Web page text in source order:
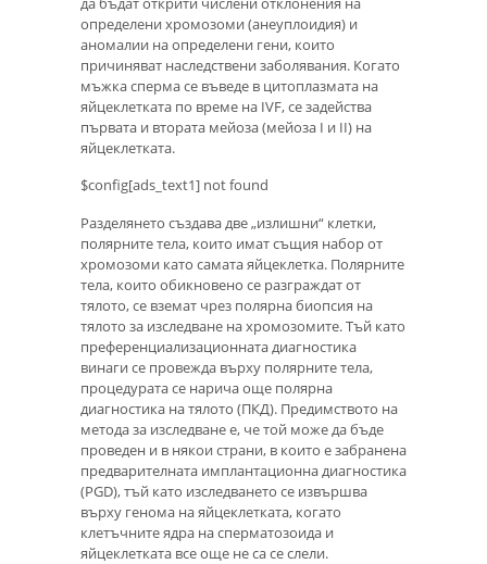
определени хромозоми (анеуплоидия) и
аномалии на определени гени, които
причиняват наследствени заболявания. Когато
мъжка сперма се въведе в цитоплазмата на
яйцеклетката по време на IVF, се задейства
първата и втората мейоза (мейоза I и II) на
яйцеклетката.
$config[ads_text1] not found
Разделянето създава две „излишни“ клетки,
полярните тела, които имат същия набор от
хромозоми като самата яйцеклетка. Полярните
тела, които обикновено се разграждат от
тялото, се вземат чрез полярна биопсия на
тялото за изследване на хромозомите. Тъй като
преференциализационната диагностика
винаги се провежда върху полярните тела,
процедурата се нарича още полярна
диагностика на тялото (ПКД). Предимството на
метода за изследване е, че той може да бъде
проведен и в някои страни, в които е забранена
предварителната имплантационна диагностика
(PGD), тъй като изследването се извършва
върху генома на яйцеклетката, когато
клетъчните ядра на сперматозоида и
яйцеклетката все още не са се слели.